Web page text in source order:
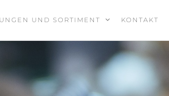
UND SORTIMENT KONTAKT